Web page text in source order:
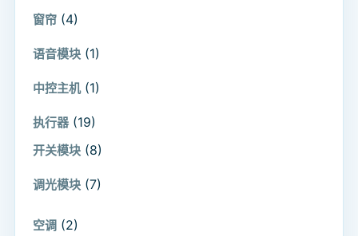
窗帘 (4)
语音模块 (1)
中控主机 (1)
执行器 (19)
开关模块 (8)
调光模块 (7)
空调 (2)